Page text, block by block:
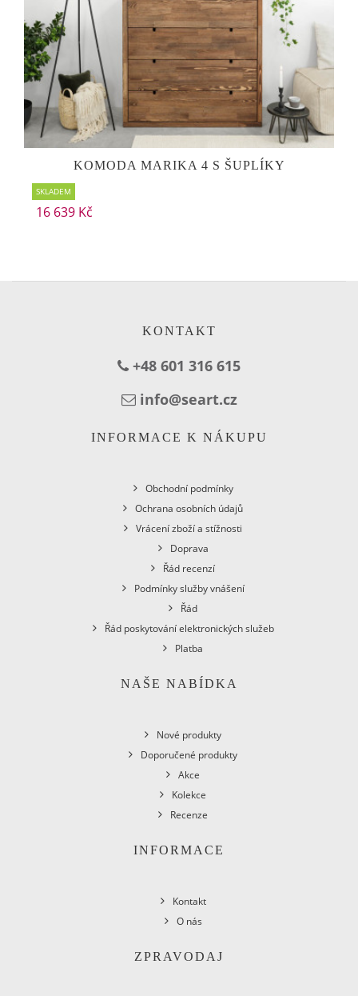
KOMODA MARIKA 4 S ŠUPLÍKY
SKLADEM
16 639 Kč
KONTAKT
+48 601 316 615
info@seart.cz
INFORMACE K NÁKUPU
Obchodní podmínky
Ochrana osobních údajů
Vrácení zboží a stížnosti
Doprava
Řád recenzí
Podmínky služby vnášení
Řád
Řád poskytování elektronických služeb
Platba
NAŠE NABÍDKA
Nové produkty
Doporučené produkty
Akce
Kolekce
Recenze
INFORMACE
Kontakt
O nás
ZPRAVODAJ